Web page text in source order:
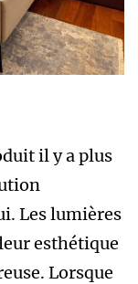
il y a plus
Les lumières
esthétique
Lorsque